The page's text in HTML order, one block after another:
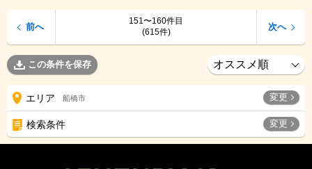
151〜160件目
(615件)
前へ 次へ
この条件を保存
エリア 船橋市 変更
検索条件 変更